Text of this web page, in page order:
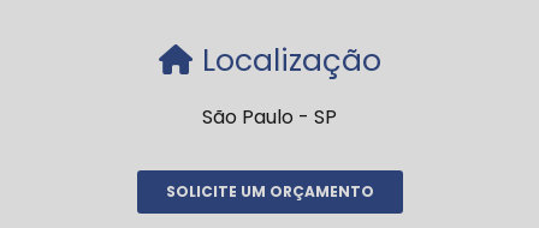
Localização
São Paulo - SP
SOLICITE UM ORÇAMENTO